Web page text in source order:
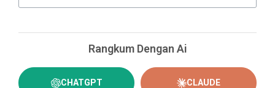
Rangkum Dengan Ai
CHATGPT CLAUDE